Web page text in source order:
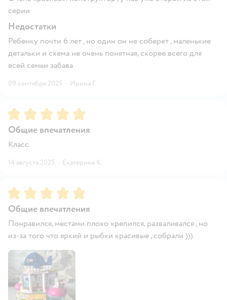
серии
Недостатки
Ребенку почти 6 лет , но один он не соберет , маленькие
детальки и схема не очень понятная, скорее всего для
всей семьи забава
09 сентября 2025 · Ирина Г.
Рейтинг:5
Общие впечатления
Класс
14 августа 2025 · Екатерина К.
Рейтинг:5
Общие впечатления
Понравился, местами плохо крепился, разваливался , но
из-за того что яркий и рыбки красивые , собрали )))